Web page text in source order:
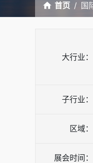
首页 国
大行业：
子行业：
区域：
展会时间：